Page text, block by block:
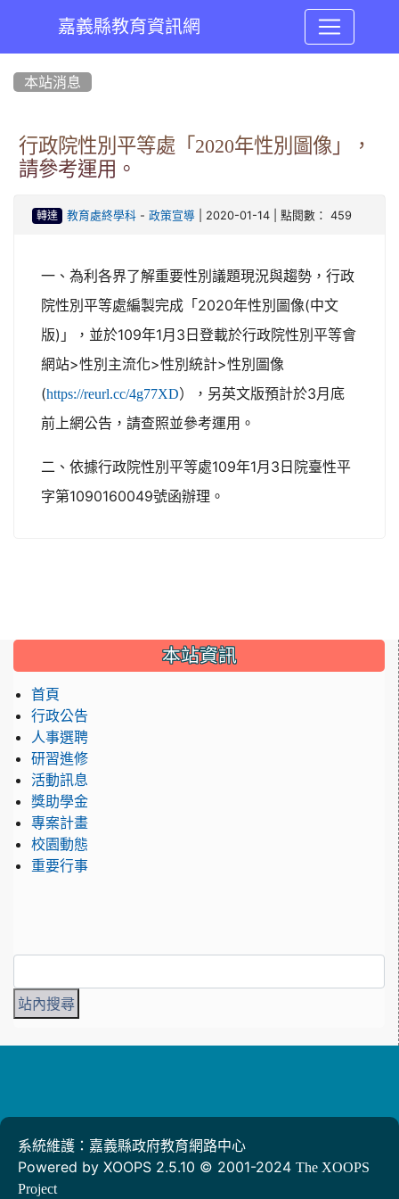
嘉義縣教育資訊網
本站消息
行政院性別平等處「2020年性別圖像」，
請參考運用。
轉達 教育處終學科- 政策宣導| 2020-01-14 | 點閱數： 459
一、為利各界了解重要性別議題現況與趨勢，行政
院性別平等處編製完成「 2020年性別圖像(中文
版) 」，並於109年1月 3 日登載於行政院性別平等會
網站>性別主流化>性別統計>性別圖像
(https://reurl.cc/4g77XD），另英文版預計於3月底
前上網公告，請查照並參考運用。
二、依據行政院性別平等處109年1月 3 日院臺性平
字第1090160049號函辦理。
::: 本站資訊
首頁
行政公告
人事選聘
研習進修
活動訊息
獎助學金
專案計畫
校園動態
重要行事
系統維護：嘉義縣政府教育網路中心
Powered by XOOPS 2.5.10 © 2001-2024 The XOOPS
Project